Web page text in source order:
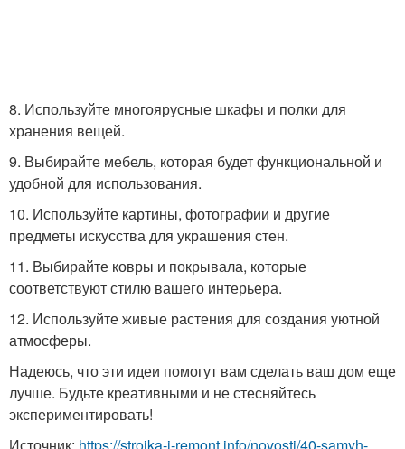
8. Используйте многоярусные шкафы и полки для
хранения вещей.
9. Выбирайте мебель, которая будет функциональной и
удобной для использования.
10. Используйте картины, фотографии и другие
предметы искусства для украшения стен.
11. Выбирайте ковры и покрывала, которые
соответствуют стилю вашего интерьера.
12. Используйте живые растения для создания уютной
атмосферы.
Надеюсь, что эти идеи помогут вам сделать ваш дом еще
лучше. Будьте креативными и не стесняйтесь
экспериментировать!